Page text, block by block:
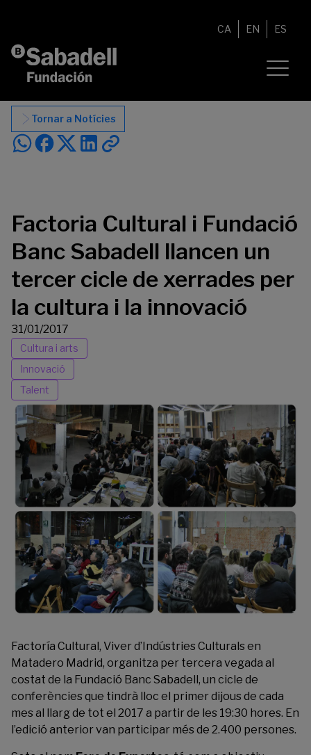
CA EN ES
Tornar a Notícies
Factoria Cultural i Fundació
Banc Sabadell llancen un
tercer cicle de xerrades per
la cultura i la innovació
31/01/2017
Cultura i arts
Innovació
Talent
Factoría Cultural, Viver d’Indústries Culturals en
Matadero Madrid, organitza per tercera vegada al
costat de la Fundació Banc Sabadell, un cicle de
conferències que tindrà lloc el primer dijous de cada
mes al llarg de tot el 2017 a partir de les 19:30 hores. En
l’edició anterior van participar més de 2.400 persones.